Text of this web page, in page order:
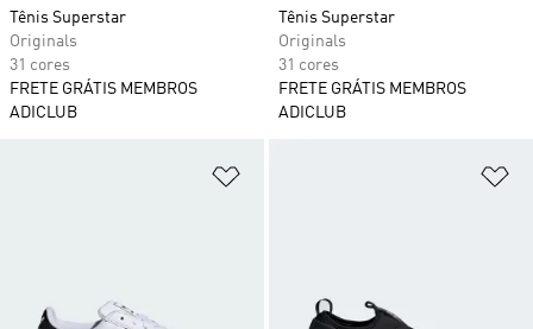
Tênis Superstar
Originals
31 cores
FRETE GRÁTIS MEMBROS
ADICLUB
Tênis Superstar
Originals
31 cores
FRETE GRÁTIS MEMBROS
ADICLUB